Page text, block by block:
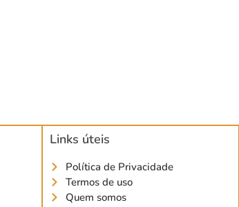
Links úteis
Política de Privacidade
Termos de uso
Quem somos